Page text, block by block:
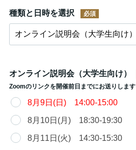
種類と日時を選択
オンライン説明会（大学生向け）
Zoomのリンクを開催前日までにお送りします
8月9日(日) 14:00-15:00
8月10日(月) 18:30-19:30
8月11日(火) 14:30-15:30